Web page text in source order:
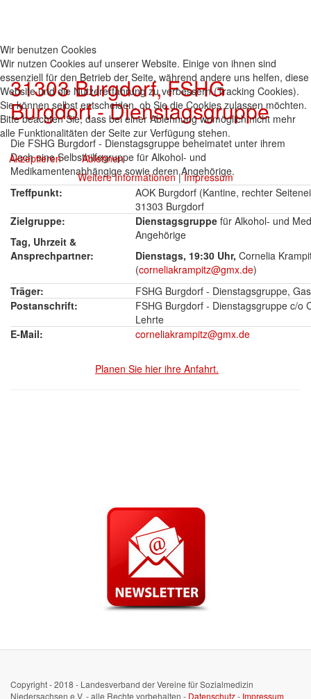
31303 Burgdorf, FSHG
Burgdorf - Dienstagsgruppe
Die FSHG Burgdorf - Dienstagsgruppe beheimatet unter ihrem
Dach eine Selbsthilfegruppe für Alkohol- und
Medikamentenabhängige sowie deren Angehörige.
Treffpunkt:
AOK Burgdorf (Kantine, rechter
31303 Burgdorf
Zielgruppe:
Tag, Uhrzeit &
Ansprechpartner:
Dienstagsgruppe für Alkohol- und
Angehörige
Dienstags, 19:30 Uhr, Cornelia
(corneliakrampitz@gmx.de)
Träger:
FSHG Burgdorf - Dienstagsgruppe,
Postanschrift:
FSHG Burgdorf - Dienstagsgruppe c/o
Lehrte
E-Mail:
corneliakrampitz@gmx.de
Planen Sie hier ihre Anfahrt.
Copyright - 2018 - Landesverband der Vereine für Sozialmedizin
Niedersachsen e.V. - alle Rechte vorbehalten - Datenschutz- Impressum
Wir benutzen Cookies
Wir nutzen Cookies auf unserer Website. Einige von ihnen sind
essenziell für den Betrieb der Seite, während andere uns helfen, diese
Website und die Nutzererfahrung zu verbessern (Tracking Cookies).
Sie können selbst entscheiden, ob Sie die Cookies zulassen möchten.
Bitte beachten Sie, dass bei einer Ablehnung womöglich nicht mehr
alle Funktionalitäten der Seite zur Verfügung stehen.
Akzeptieren
Ablehnen
Weitere Informationen|Impressum